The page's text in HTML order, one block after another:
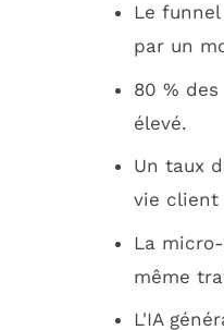
Le
par un
80 %
élevé.
Un taux
vie client
La
même
L'IA